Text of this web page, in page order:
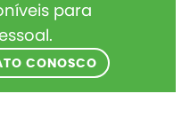
para
CONOSCO